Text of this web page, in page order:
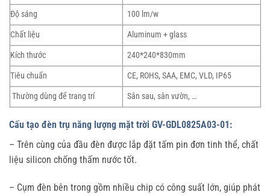
Độ sáng
100 lm/w
Chất liệu
Aluminum + glass
Kích thước
240*240*830mm
Tiêu chuẩn
CE, ROHS, SAA, EMC, VLD, IP65
Thường dùng để trang trí
Sân sau, sân vườn, …
Cấu tạo đèn trụ năng lượng mặt trời GV-GDL0825A03-01:
– Trên cùng của đầu đèn được lắp đặt tấm pin đơn tinh thể, chất
liệu silicon chống thấm nước tốt.
– Cụm đèn bên trong gồm nhiều chip có công suất lớn, giúp phát